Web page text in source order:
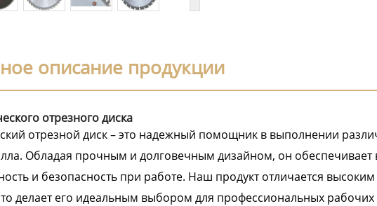
описание продукции
отрезного диска
отрезной диск – это надежный помощник в выполнении
Обладая прочным и долговечным дизайном, он обеспечивает
и безопасность при работе. Наш продукт отличается
делает его идеальным выбором для профессиональных